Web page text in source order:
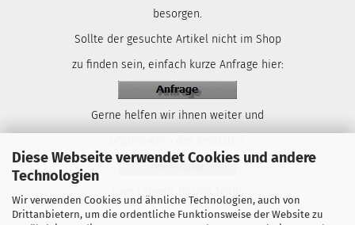
Diese Webseite verwendet Cookies und andere
Technologien
Wir verwenden Cookies und ähnliche Technologien, auch von
Drittanbietern, um die ordentliche Funktionsweise der Website zu
besorgen.
Sollte der gesuchte Artikel nicht im Shop
zu finden sein, einfach kurze Anfrage hier:
Gerne helfen wir ihnen weiter und